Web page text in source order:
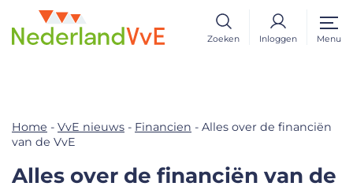
Zoeken Inloggen Menu
Home - VvE nieuws - Financien - Alles over de financiën
van de VvE
Alles over de financiën van de